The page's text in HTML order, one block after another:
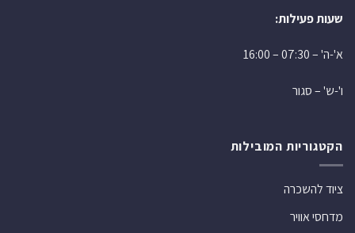
שעות פעילות:
א'-ה' – 07:30 – 16:00
ו'-ש' – סגור
הקטגוריות המובילות
ציוד להשכרה
מדחסי אוויר